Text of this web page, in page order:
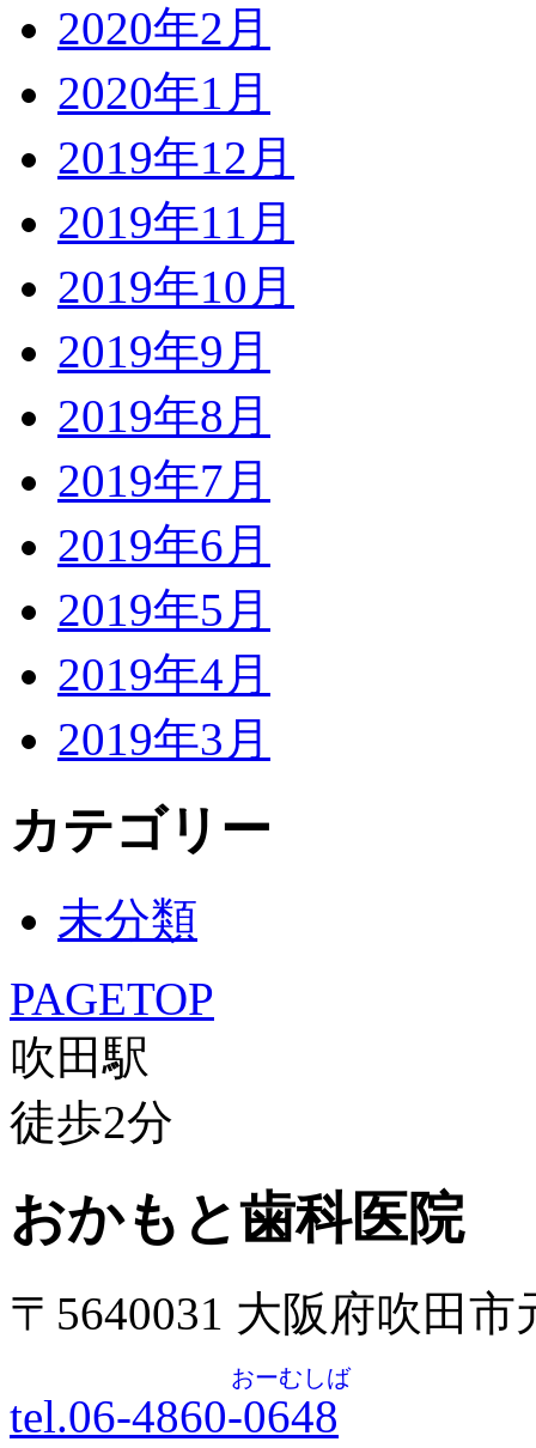
2020年2月
2020年1月
2019年12月
2019年11月
2019年10月
2019年9月
2019年8月
2019年7月
2019年6月
2019年5月
2019年4月
2019年3月
カテゴリー
未分類
PAGETOP
吹田駅
徒歩2分
おかもと歯科医院
〒5640031 大阪府吹田
tel.06-4860-0648
おーむしば